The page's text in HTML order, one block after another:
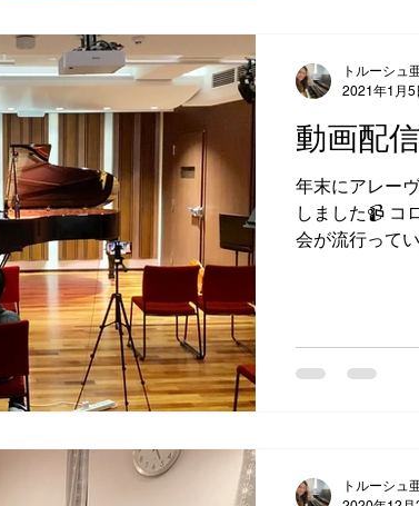
動画配
年末にアレー
しました📹 コ
会が流行って
トルーシュ
2021年1月5
トルーシュ